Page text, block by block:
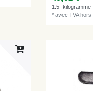
1.5 kilogramme
*avec TVAhors